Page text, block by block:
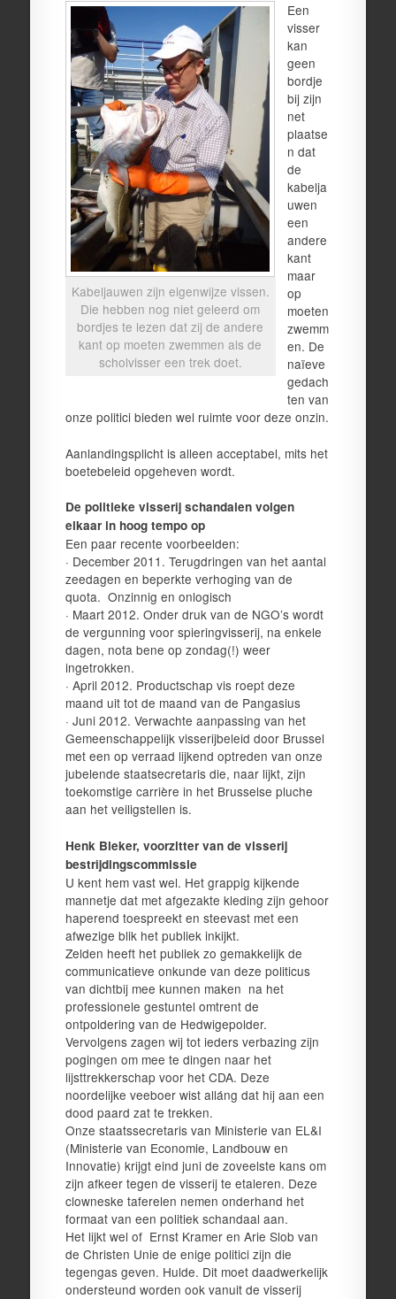
Kabeljauwen zijn eigenwijze vissen.
Die hebben nog niet geleerd om
bordjes te lezen dat zij de andere
kant op moeten zwemmen als de
scholvisser een trek doet.
Een
visser
kan
geen
bordje
bij zijn
net
plaatse
n dat
de
kabelja
uwen
een
andere
kant
maar
op
moeten
zwemm
en. De
naïeve
gedach
ten van
onze politici bieden wel ruimte voor deze onzin.
Aanlandingsplicht is alleen acceptabel, mits het
boetebeleid opgeheven wordt.
De politieke visserij schandalen volgen
elkaar in hoog tempo op
Een paar recente voorbeelden:
· December 2011. Terugdringen van het aantal
zeedagen en beperkte verhoging van de
quota. Onzinnig en onlogisch
· Maart 2012. Onder druk van de NGO’s wordt
de vergunning voor spieringvisserij, na enkele
dagen, nota bene op zondag(!) weer
ingetrokken.
· April 2012. Productschap vis roept deze
maand uit tot de maand van de Pangasius
· Juni 2012. Verwachte aanpassing van het
Gemeenschappelijk visserijbeleid door Brussel
met een op verraad lijkend optreden van onze
jubelende staatsecretaris die, naar lijkt, zijn
toekomstige carrière in het Brusselse pluche
aan het veiligstellen is.
Henk Bleker, voorzitter van de visserij
bestrijdingscommissie
U kent hem vast wel. Het grappig kijkende
mannetje dat met afgezakte kleding zijn gehoor
haperend toespreekt en steevast met een
afwezige blik het publiek inkijkt.
Zelden heeft het publiek zo gemakkelijk de
communicatieve onkunde van deze politicus
van dichtbij mee kunnen maken na het
professionele gestuntel omtrent de
ontpoldering van de Hedwigepolder.
Vervolgens zagen wij tot ieders verbazing zijn
pogingen om mee te dingen naar het
lijsttrekkerschap voor het CDA. Deze
noordelijke veeboer wist alláng dat hij aan een
dood paard zat te trekken.
Onze staatssecretaris van Ministerie van EL&I
(Ministerie van Economie, Landbouw en
Innovatie) krijgt eind juni de zoveelste kans om
zijn afkeer tegen de visserij te etaleren. Deze
clowneske taferelen nemen onderhand het
formaat van een politiek schandaal aan.
Het lijkt wel of Ernst Kramer en Arie Slob van
de Christen Unie de enige politici zijn die
tegengas geven. Hulde. Dit moet daadwerkelijk
ondersteund worden ook vanuit de visserij